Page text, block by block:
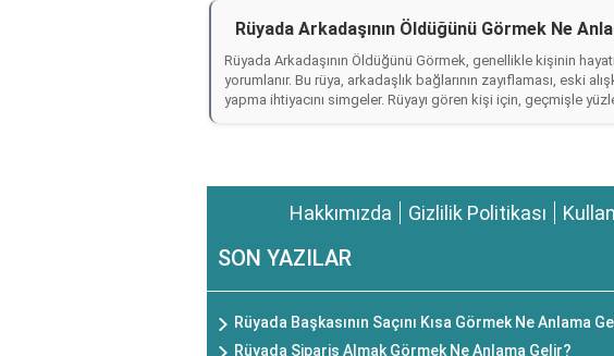
Rüyada Arkadaşının Öldüğünü Görmek Ne
Rüyada Arkadaşının Öldüğünü Görmek, genellikle kişinin
yorumlanır. Bu rüya, arkadaşlık bağlarının zayıflaması, eski
yapma ihtiyacını simgeler. Rüyayı gören kişi için, geçmişle
Hakkımızda Gizlilik Politikası
SON YAZILAR
Rüyada Başkasının Saçını Kısa Görmek Ne Anlama
Rüyada Sipariş Almak Görmek Ne Anlama Gelir?